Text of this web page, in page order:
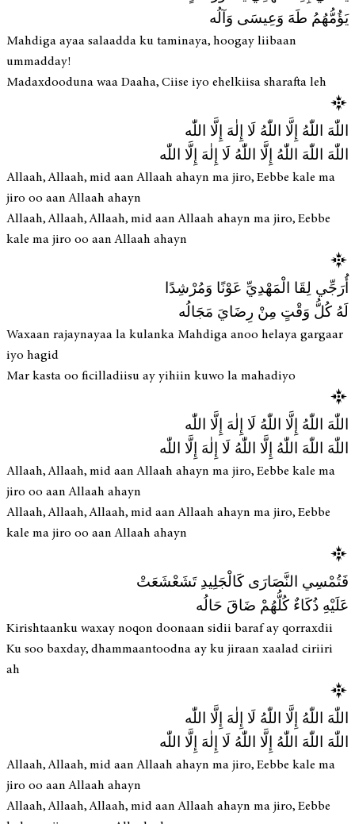
يَؤُمُّهُمُ طَهَ وَعِيسَى وَآلُه
Mahdiga ayaa salaadda ku taminaya, hoogay liibaan
ummadday!
Madaxdooduna waa Daaha, Ciise iyo ehelkiisa sharafta leh
اللّٰهَ اللّٰهُ إِلَّا اللّٰهُ لَا إِلٰهَ إِلَّا اللّٰه
اللّٰهَ اللّٰهَ اللّٰهُ إِلَّا اللّٰهُ لَا إِلٰهَ إِلَّا اللّٰه
Allaah, Allaah, mid aan Allaah ahayn ma jiro, Eebbe kale ma
jiro oo aan Allaah ahayn
Allaah, Allaah, Allaah, mid aan Allaah ahayn ma jiro, Eebbe
kale ma jiro oo aan Allaah ahayn
أُرَجِّي لِقَا الْمَهْدِيِّ عَوْنًا وَمُرْشِدًا
لَهُ كُلُّ وَقْتٍ مِنْ رِضَايَ مَجَالُه
Waxaan rajaynayaa la kulanka Mahdiga anoo helaya gargaar
iyo hagid
Mar kasta oo ficilladiisu ay yihiin kuwo la mahadiyo
اللّٰهَ اللّٰهُ إِلَّا اللّٰهُ لَا إِلٰهَ إِلَّا اللّٰه
اللّٰهَ اللّٰهَ اللّٰهُ إِلَّا اللّٰهُ لَا إِلٰهَ إِلَّا اللّٰه
Allaah, Allaah, mid aan Allaah ahayn ma jiro, Eebbe kale ma
jiro oo aan Allaah ahayn
Allaah, Allaah, Allaah, mid aan Allaah ahayn ma jiro, Eebbe
kale ma jiro oo aan Allaah ahayn
فَتُمْسِي النَّصَارَى كَالْجَلِيدِ تَشَعْشَعَتْ
عَلَيْهِ ذُكَاءٌ كُلُّهُمْ ضَاقَ حَالُه
Kirishtaanku waxay noqon doonaan sidii baraf ay qorraxdii
Ku soo baxday, dhammaantoodna ay ku jiraan xaalad ciriiri
ah
اللّٰهَ اللّٰهُ إِلَّا اللّٰهُ لَا إِلٰهَ إِلَّا اللّٰه
اللّٰهَ اللّٰهَ اللّٰهُ إِلَّا اللّٰهُ لَا إِلٰهَ إِلَّا اللّٰه
Allaah, Allaah, mid aan Allaah ahayn ma jiro, Eebbe kale ma
jiro oo aan Allaah ahayn
Allaah, Allaah, Allaah, mid aan Allaah ahayn ma jiro, Eebbe